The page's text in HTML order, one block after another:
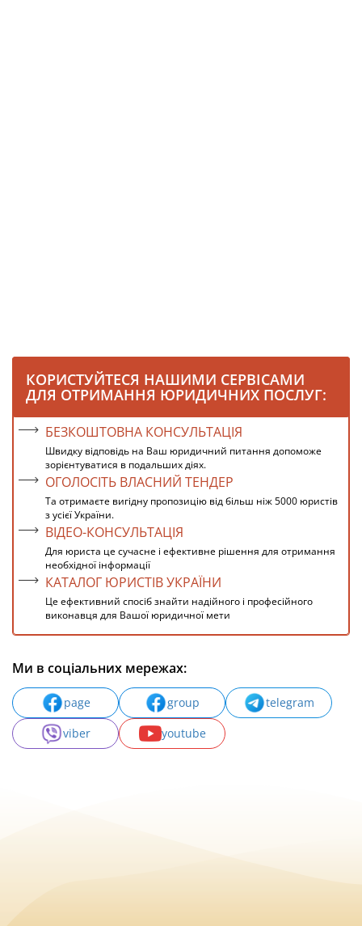
КОРИСТУЙТЕСЯ НАШИМИ СЕРВІСАМИ
ДЛЯ ОТРИМАННЯ ЮРИДИЧНИХ ПОСЛУГ:
БЕЗКОШТОВНА КОНСУЛЬТАЦІЯ
Швидку відповідь на Ваш юридичний питання допоможе
зорієнтуватися в подальших діях.
ОГОЛОСІТЬ ВЛАСНИЙ ТЕНДЕР
Та отримаєте вигідну пропозицію від більш ніж 5000 юристів
з усієї України.
ВІДЕО-КОНСУЛЬТАЦІЯ
Для юриста це сучасне і ефективне рішення для отримання
необхідної інформації
КАТАЛОГ ЮРИСТІВ УКРАЇНИ
Це ефективний спосіб знайти надійного і професійного
виконавця для Вашої юридичної мети
Ми в соціальних мережах:
page group
telegram
viber
youtube